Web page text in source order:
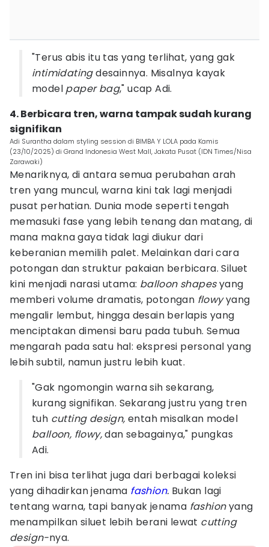
"Terus abis itu tas yang terlihat, yang gak
intimidatingdesainnya. Misalnya kayak
model paper bag," ucap Adi.
4. Berbicara tren, warna tampak sudah kurang
signifikan
Adi Surantha dalam styling session di BIMBA Y LOLA pada Kamis
(23/10/2025) di Grand Indonesia West Mall, Jakata Pusat (IDN Times/Nisa
Zarawaki)
Menariknya, di antara semua perubahan arah
tren yang muncul, warna kini tak lagi menjadi
pusat perhatian. Dunia mode seperti tengah
memasuki fase yang lebih tenang dan matang, di
mana makna gaya tidak lagi diukur dari
keberanian memilih palet. Melainkan dari cara
potongan dan struktur pakaian berbicara. Siluet
kini menjadi narasi utama: balloon shapesyang
memberi volume dramatis, potongan flowyyang
mengalir lembut, hingga desain berlapis yang
menciptakan dimensi baru pada tubuh. Semua
mengarah pada satu hal: ekspresi personal yang
lebih subtil, namun justru lebih kuat.
"Gak ngomongin warna sih sekarang,
kurang signifikan. Sekarang justru yang tren
tuh cutting design,entah misalkan model
balloon, flowy,dan sebagainya," pungkas
Adi.
Tren ini bisa terlihat juga dari berbagai koleksi
yang dihadirkan jenama fashion. Bukan lagi
tentang warna, tapi banyak jenama fashionyang
menampilkan siluet lebih berani lewat cutting
design-nya.